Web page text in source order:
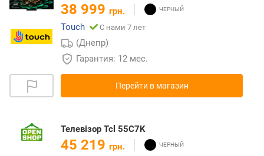
38 999 грн.
Touch
С нами 7 лет
(Днепр)
Гарантия: 12 мес.
Перейти в магазин
Телевізор Tcl 55C7K
45 219 грн.